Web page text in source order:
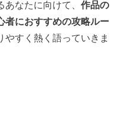
あなたに向けて、作品の
者におすすめの攻略ルー
やすく熱く語っていきま